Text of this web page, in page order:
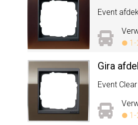
Event
Gira
Event